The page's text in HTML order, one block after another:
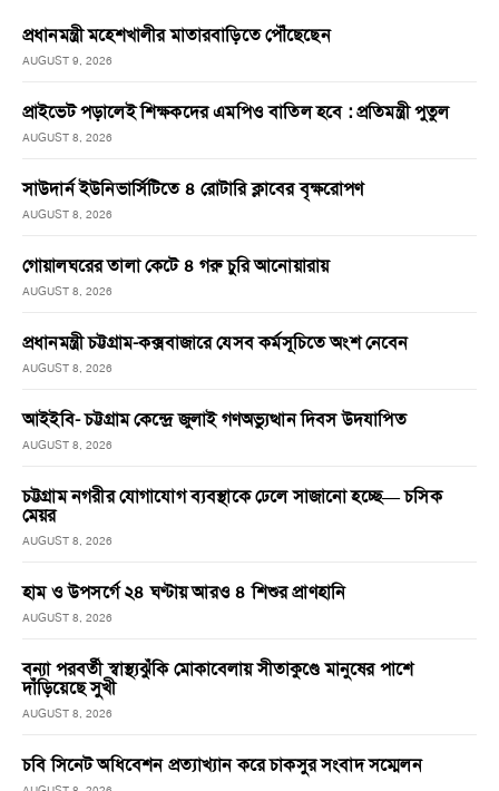
প্রধানমন্ত্রী মহেশখালীর মাতারবাড়িতে পৌঁছেছেন
AUGUST 9, 2026
প্রাইভেট পড়ালেই শিক্ষকদের এমপিও বাতিল হবে : প্রতিমন্ত্রী পুতুল
AUGUST 8, 2026
সাউদার্ন ইউনিভার্সিটিতে ৪ রোটারি ক্লাবের বৃক্ষরোপণ
AUGUST 8, 2026
গোয়ালঘরের তালা কেটে ৪ গরু চুরি আনোয়ারায়
AUGUST 8, 2026
প্রধানমন্ত্রী চট্টগ্রাম-কক্সবাজারে যেসব কর্মসূচিতে অংশ নেবেন
AUGUST 8, 2026
আইইবি- চট্টগ্রাম কেন্দ্রে জুলাই গণঅভ্যুত্থান দিবস উদযাপিত
AUGUST 8, 2026
চট্টগ্রাম নগরীর যোগাযোগ ব্যবস্থাকে ঢেলে সাজানো হচ্ছে— চসিক
মেয়র
AUGUST 8, 2026
হাম ও উপসর্গে ২৪ ঘণ্টায় আরও ৪ শিশুর প্রাণহানি
AUGUST 8, 2026
বন্যা পরবর্তী স্বাস্থ্যঝুঁকি মোকাবেলায় সীতাকুণ্ডে মানুষের পাশে
দাঁড়িয়েছে সুখী
AUGUST 8, 2026
চবি সিনেট অধিবেশন প্রত্যাখ্যান করে চাকসুর সংবাদ সম্মেলন